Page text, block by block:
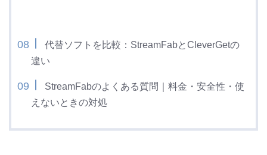
代替ソフトを比較：StreamFabとCleverGetの
違い
StreamFabのよくある質問｜料金・安全性・使
えないときの対処